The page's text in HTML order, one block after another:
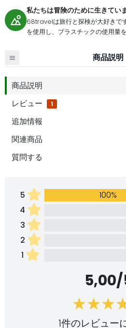
私たちは冒険のために生きてい
68travelは旅行と探検が大好きで
を使用し、プラスチックの使用量
商品説明
商品説明
レビュー
1
追加情報
関連商品
質問する
5 100%
4
3
2
1
1件のレビュー